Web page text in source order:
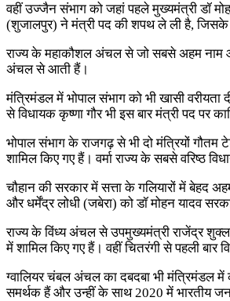
वहीं उज्जैन संभाग को जहां पहले मुख्यमंत्री डॉ
(शुजालपुर) ने मंत्री पद की शपथ ले ली है, जिसके
राज्य के महाकौशल अंचल से जो सबसे अहम नाम
अंचल से आती हैं।
मंत्रिमंडल में भोपाल संभाग को भी खासी वरीयता
से विधायक कृष्णा गौर भी इस बार मंत्री पद पर
भोपाल संभाग के राजगढ़ से भी दो मंत्रियों गौतम
शामिल किए गए हैं। वर्मा राज्य के सबसे वरिष्ठ
चौहान की सरकार में सत्ता के गलियारों में बेहद
और धर्मेंद्र लोधी (जबेरा) को डॉ मोहन यादव
राज्य के विंध्य अंचल से उपमुख्यमंत्री राजेंद्र
में शामिल किए गए हैं। वहीं चितरंगी से पहली बार
ग्वालियर चंबल अंचल का दबदबा भी मंत्रिमंडल में
समर्थक हैं और उन्हीं के साथ 2020 में भारतीय